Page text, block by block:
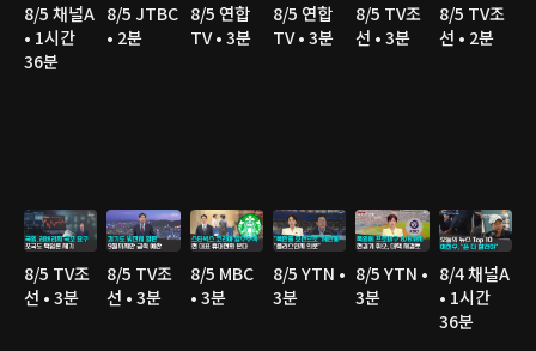
8/5 채널A
• 1시간
36분
8/5 JTBC
• 2분
8/5 연합
TV • 3분
8/5 연합
TV • 3분
8/5 TV조
선 • 3분
8/5 TV조
선 • 2분
8/5 TV조
선 • 3분
8/5 TV조
선 • 3분
8/5 MBC
• 3분
8/5 YTN •
3분
8/5 YTN •
3분
8/4 채널A
• 1시간
36분